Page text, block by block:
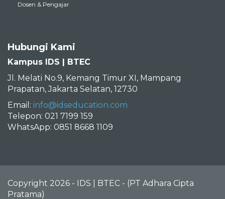
Dosen & Pengajar
Hubungi Kami
Kampus IDS | BTEC
Jl. Melati No.9, Kemang Timur XI, Mampang
Prapatan, Jakarta Selatan, 12730
Email: info@idseducation.com
Telepon: 021 7199 159
WhatsApp: 0851 8668 1109
Copyright 2026 - IDS | BTEC - (PT Adhara Cipta
Pratama)